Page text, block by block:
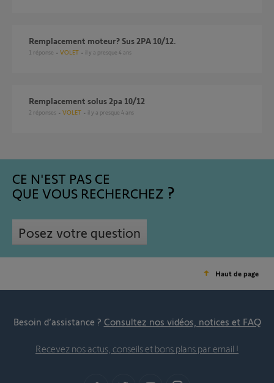
Remplacement moteur? Sus 2PA 10/12.
1 réponse VOLET il y a presque 4 ans
Remplacement solus 2pa 10/12
2 réponses VOLET il y a presque 4 ans
CE N'EST PAS CE
QUE VOUS RECHERCHEZ
Posez votre question
Haut de page
Besoin d’assistance ? Consultez nos vidéos, notices et FAQ
Recevez nos actus, conseils et bons plans par email !